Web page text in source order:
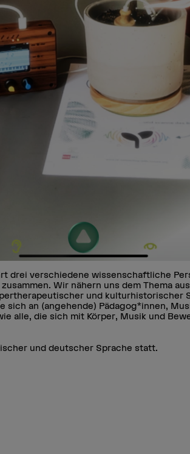
drei verschiedene wissenschaftliche
Wir nähern uns dem Thema aus
und kulturhistorischer
sich an (angehende) Pädagog*innen,
alle, die sich mit Körper, Musik und
und deutscher Sprache statt.